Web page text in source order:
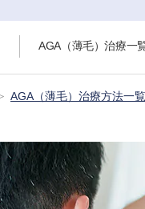
AGA（薄毛）治療一
AGA（薄毛）治療方法一覧